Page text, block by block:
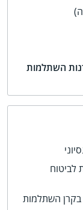
השתלמות
לביטוח
השתלמות